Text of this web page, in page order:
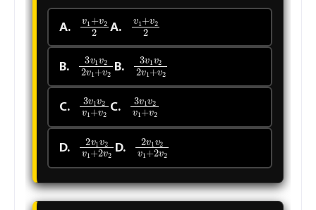
A.
v1+v22
A.
v1+v22
B.
3v1v22v1+v2
B.
3v1v22v1+v2
C.
3v1v2v1+v2
C.
3v1v2v1+v2
D.
2v1v2v1+2v2
D.
2v1v2v1+2v2